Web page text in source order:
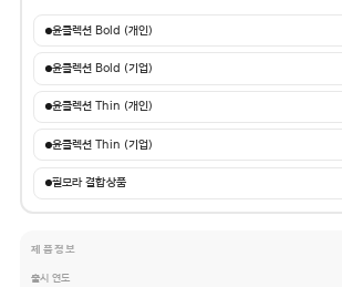
윤콜렉션 Bold (개인)
윤콜렉션 Bold (기업)
윤콜렉션 Thin (개인)
윤콜렉션 Thin (기업)
필모라 결합상품
제품정보
출시 연도